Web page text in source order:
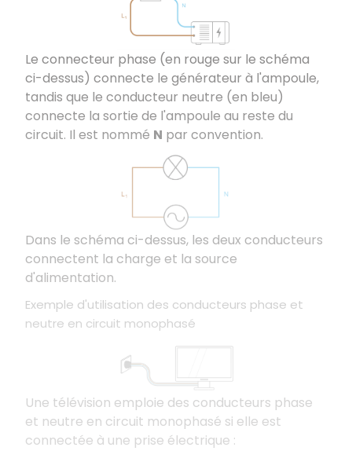
Le connecteur phase (en rouge sur le schéma
ci-dessus) connecte le générateur à l'ampoule,
tandis que le conducteur neutre (en bleu)
connecte la sortie de l'ampoule au reste du
circuit. Il est nommé N par convention.
Dans le schéma ci-dessus, les deux conducteurs
connectent la charge et la source
d'alimentation.
Exemple d'utilisation des conducteurs phase et
neutre en circuit monophasé
Une télévision emploie des conducteurs phase
et neutre en circuit monophasé si elle est
connectée à une prise électrique :